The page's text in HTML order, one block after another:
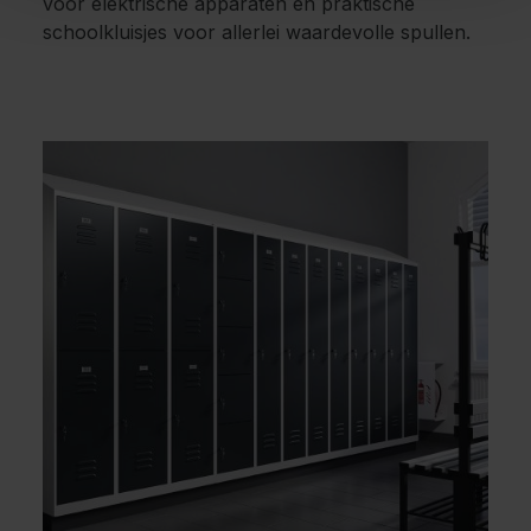
schoolkluisjes voor allerlei waardevolle spullen.